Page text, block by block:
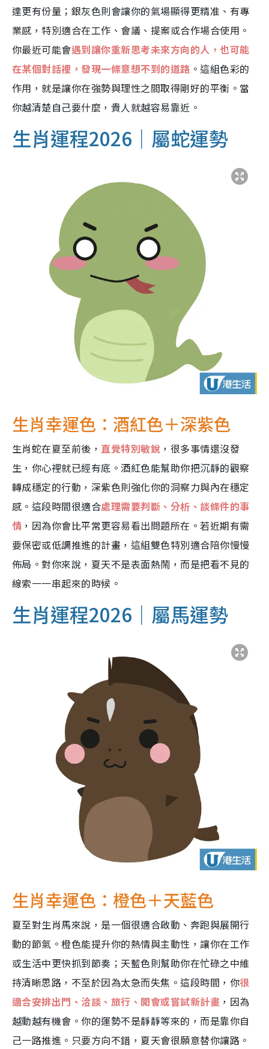
達更有份量；銀灰色則會讓你的氣場顯得更精准、有專
業感，特別適合在工作、會議、提案或合作場合使用。
你最近可能會遇到讓你重新思考未來方向的人，也可能
在某個對話裡，發現一條意想不到的道路 。這組色彩的
作用，就是讓你在強勢與理性之間取得剛好的平衡。當
你越清楚自己要什麼，貴人就越容易靠近。
生肖運程2026｜屬蛇運勢
生肖幸運色：酒紅色＋深紫色
生肖蛇在夏至前後，直覺特別敏銳 ，很多事情還沒發
生，你心裡就已經有底。酒紅色能幫助你把沉靜的觀察
轉成穩定的行動，深紫色則強化你的洞察力與內在穩定
感。這段時間很適合處理需要判斷、分析、談條件的事
情 ，因為你會比平常更容易看出問題所在。若近期有需
要保密或低調推進的計畫，這組雙色特別適合陪你慢慢
佈局。對你來說，夏天不是表面熱鬧，而是把看不見的
線索一一串起來的時候。
生肖運程2026｜屬馬運勢
生肖幸運色：橙色＋天藍色
夏至對生肖馬來說，是一個很適合啟動、奔跑與展開行
動的節氣。橙色能提升你的熱情與主動性，讓你在工作
或生活中更快抓到節奏；天藍色則幫助你在忙碌之中維
持清晰思路，不至於因為太急而失焦。這段時間，你很
適合安排出門、洽談、旅行、開會或嘗試新計畫 ，因為
越動越有機會。你的運勢不是靜靜等來的，而是靠你自
己一路推進。只要方向不錯，夏天會很願意替你讓路。